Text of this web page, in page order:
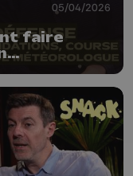
05/04/2026
faire
nous